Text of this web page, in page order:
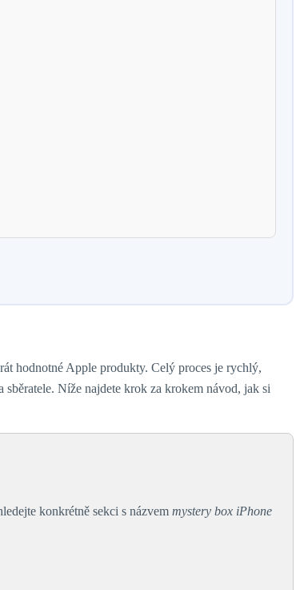
hodnotné Apple produkty. Celý proces je rychlý,
Níže najdete krok za krokem návod, jak si
konkrétně sekci s názvem mystery box iPhone